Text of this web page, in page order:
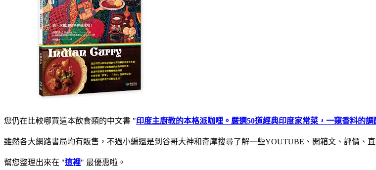
您仍在比較哪買這本飲食類的中文書 "印度主廚教的本格派咖哩。嚴選50道經典印度家常菜，一窺香料的
雖然各大網路書局均有販售，不過小編還是到谷哥大神和奇摩搜尋了解一些YOUTUBE、開箱文、評價、
幫您整理出來在 "這裡" 最優惠啦。